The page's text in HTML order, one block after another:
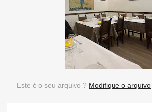
Este é o seu arquivo ? Modifique o arquivo